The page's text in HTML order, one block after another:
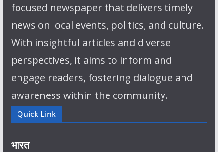
focused newspaper that delivers timely
news on local events, politics, and culture.
With insightful articles and diverse
perspectives, it aims to inform and
engage readers, fostering dialogue and
awareness within the community.
Quick Link
भारत